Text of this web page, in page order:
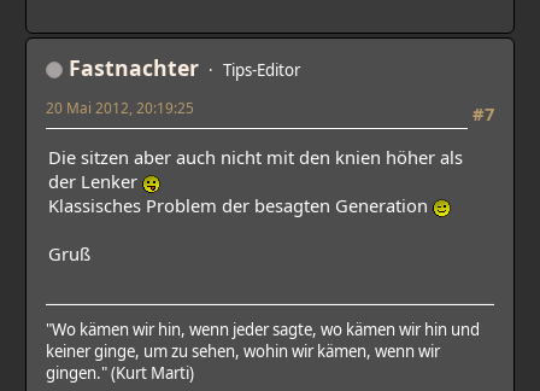
Fastnachter Tips-Editor
#7
20 Mai 2012, 20:19:25
Die sitzen aber auch nicht mit den knien höher als
der Lenker
Klassisches Problem der besagten Generation
Gruß
"Wo kämen wir hin, wenn jeder sagte, wo kämen wir hin und
keiner ginge, um zu sehen, wohin wir kämen, wenn wir
gingen." (Kurt Marti)